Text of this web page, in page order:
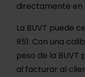
directamente en
La BUVT puede
R51. Con una
peso de la
al facturar al